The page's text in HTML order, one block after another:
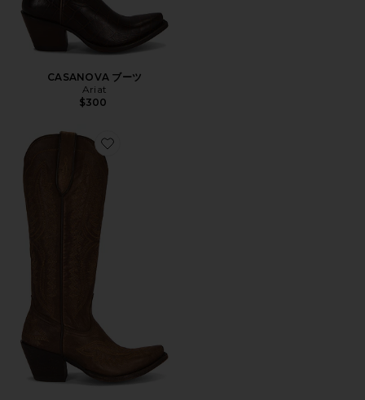
CASANOVA ブーツ
Ariat
$300
Favorite CASANOVA ブーツ